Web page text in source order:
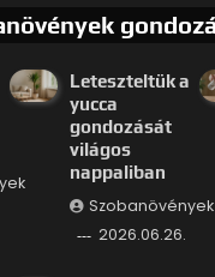
Leteszteltük a
yucca
gondozását
világos
nappaliban
Szobanövények
2026.06.26.